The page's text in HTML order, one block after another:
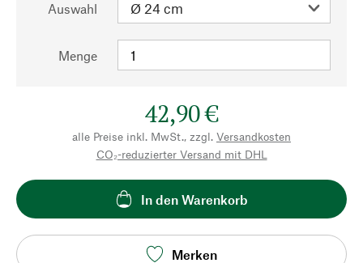
Auswahl
Menge
42,90 €
alle Preise inkl. MwSt., zzgl. Versandkosten
CO₂-reduzierter Versand mit DHL
In den Warenkorb
Merken